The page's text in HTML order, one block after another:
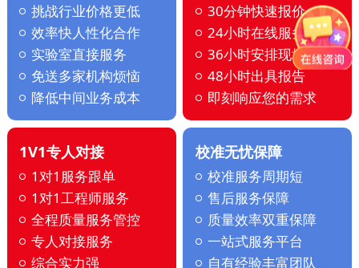
挑战行业价格更低
效率快人性化合作
实验室直接服务
免送多家机构烦恼
降低中间业务成本
30分钟快速报价
24小时在线服务
36小时安排现场
48小时出具报告
即刻响应您的需求
1V1专人对接
1对1服务跟单
1对1工程师服务
全程质量服务管控
专人对接服务
综合实力强
校准无忧保障
校准服务周期短
售后服务保障
质量效率双重保障
一站式服务平台
自有经验丰富团队